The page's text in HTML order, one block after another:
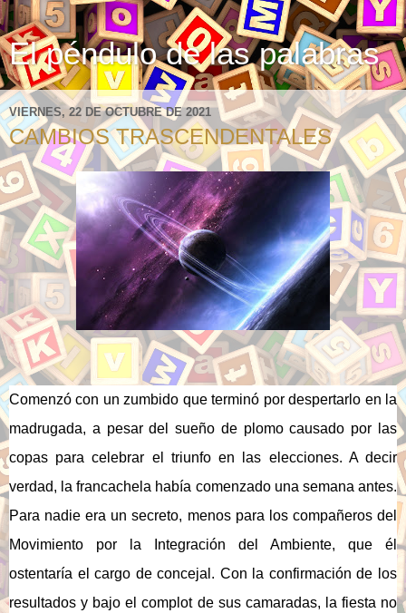
El péndulo de las palabras
VIERNES, 22 DE OCTUBRE DE 2021
CAMBIOS TRASCENDENTALES
Comenzó con un zumbido que terminó por despertarlo en la
madrugada, a pesar del sueño de plomo causado por las
copas para celebrar el triunfo en las elecciones. A decir
verdad, la francachela había comenzado una semana antes.
Para nadie era un secreto, menos para los compañeros del
Movimiento por la Integración del Ambiente, que él
ostentaría el cargo de concejal. Con la confirmación de los
resultados y bajo el complot de sus camaradas, la fiesta no